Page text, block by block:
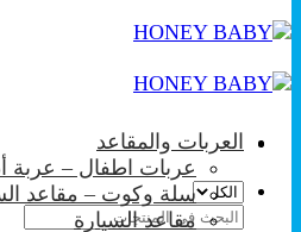
البحث
العربات والمقاعد
عربات اطفال – عربة
سلة وكوت – مقاعد
مقاعد السيارة